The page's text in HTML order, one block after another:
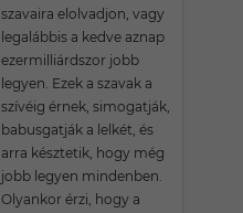
szavaira elolvadjon, vagy
legalábbis a kedve aznap
ezermilliárdszor jobb
legyen. Ezek a szavak a
szívéig érnek, simogatják,
babusgatják a lelkét, és
arra késztetik, hogy még
jobb legyen mindenben.
Olyankor érzi, hogy a